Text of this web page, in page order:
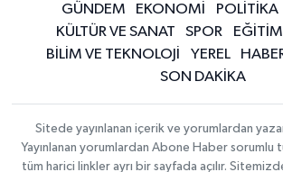
GÜNDEM EKONOMİ POLİTİKA
KÜLTÜR VE SANAT
SPOR EĞİTİM
BİLİM VE TEKNOLOJİ
YEREL
SON DAKİKA
Sitede yayınlanan içerik ve yorumlardan
Yayınlanan yorumlardan Abone Haber sorumlu
tüm harici linkler ayrı bir sayfada açılır.